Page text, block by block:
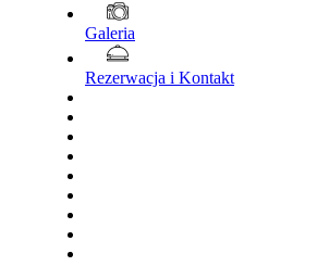
Galeria
Rezerwacja i Kontakt